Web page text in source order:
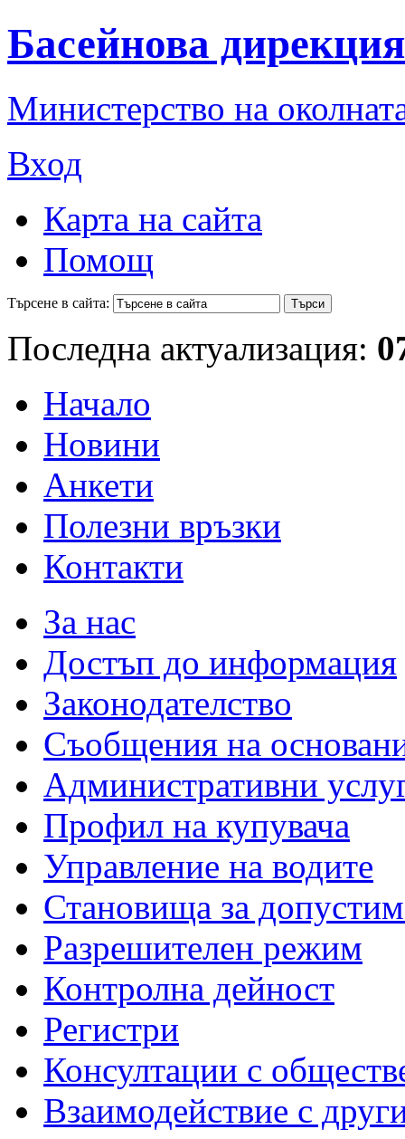
Басейнова
Министерство на
Вход
Карта на сайта
Помощ
Търсене в сайта:
Последна актуализация:
Начало
Новини
Анкети
Полезни връзки
Контакти
За нас
Достъп до информация
Законодателство
Съобщения на
Административни
Профил на купувача
Управление на водите
Становища за
Разрешителен режим
Контролна дейност
Регистри
Консултации с
Взаимодействие с